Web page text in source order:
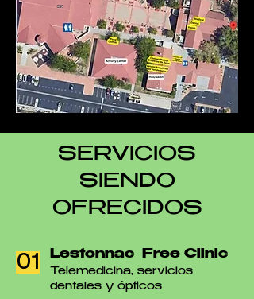
SERVICIOS
SIENDO
OFRECIDOS
01 Lestonnac Free Clinic
Telemedicina, servicios
dentales y ópticos